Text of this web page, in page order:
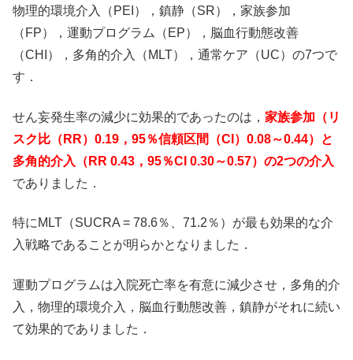
物理的環境介入（PEI），鎮静（SR），家族参加
（FP），運動プログラム（EP），脳血行動態改善
（CHI），多角的介入（MLT），通常ケア（UC）の7つで
す．
せん妄発生率の減少に効果的であったのは， 家族参加（リ
スク比（RR）0.19，95％信頼区間（CI）0.08～0.44）と
多角的介入（RR 0.43，95％CI 0.30～0.57）の2つの介入
でありました．
特にMLT（SUCRA = 78.6％、71.2％）が最も効果的な介
入戦略であることが明らかとなりました．
運動プログラムは入院死亡率を有意に減少させ，多角的介
入，物理的環境介入，脳血行動態改善，鎮静がそれに続い
て効果的でありました．